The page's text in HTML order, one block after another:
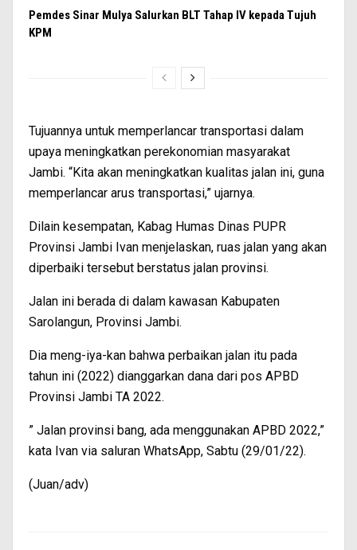
Pemdes Sinar Mulya Salurkan BLT Tahap IV kepada Tujuh
KPM
Tujuannya untuk memperlancar transportasi dalam
upaya meningkatkan perekonomian masyarakat
Jambi. “Kita akan meningkatkan kualitas jalan ini, guna
memperlancar arus transportasi,” ujarnya.
Dilain kesempatan, Kabag Humas Dinas PUPR
Provinsi Jambi Ivan menjelaskan, ruas jalan yang akan
diperbaiki tersebut berstatus jalan provinsi.
Jalan ini berada di dalam kawasan Kabupaten
Sarolangun, Provinsi Jambi.
Dia meng-iya-kan bahwa perbaikan jalan itu pada
tahun ini (2022) dianggarkan dana dari pos APBD
Provinsi Jambi TA 2022.
” Jalan provinsi bang, ada menggunakan APBD 2022,”
kata Ivan via saluran WhatsApp, Sabtu (29/01/22).
(Juan/adv)